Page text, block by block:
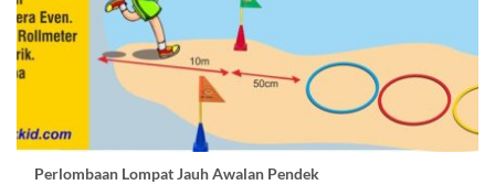
Perlombaan Lompat Jauh Awalan Pendek